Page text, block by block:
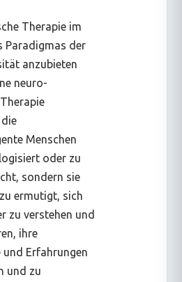
Therapie im
Paradigmas der
anzubieten
neuro-
Menschen
oder zu
sondern sie
ermutigt, sich
zu verstehen und
ihre
und Erfahrungen
und zu